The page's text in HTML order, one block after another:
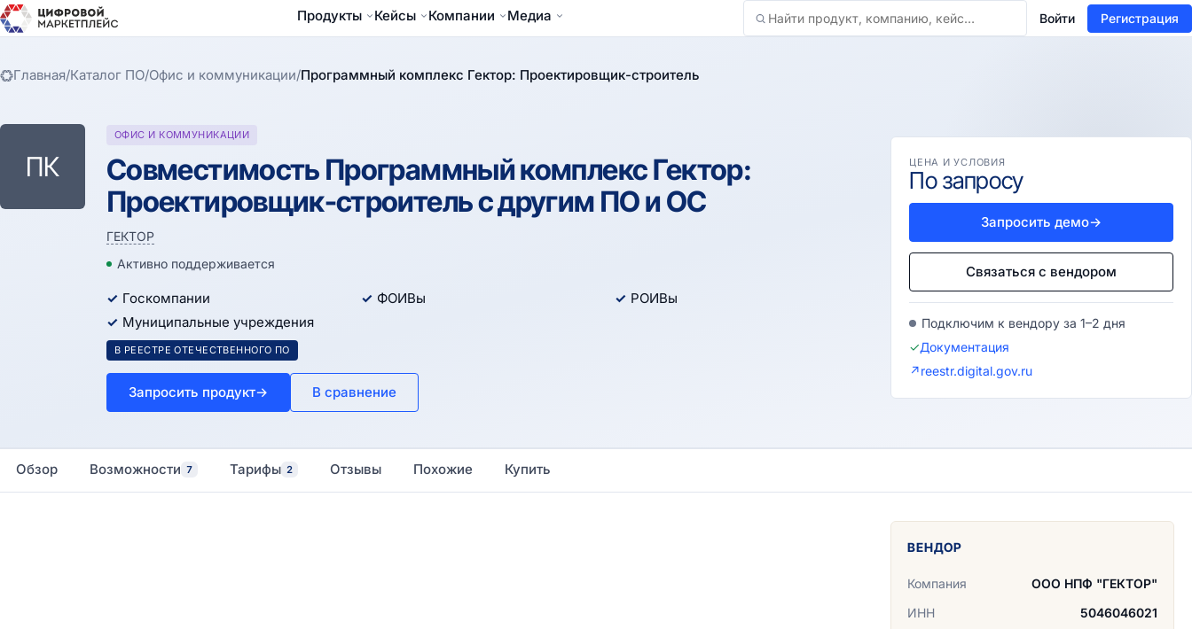
Продукты Кейсы Компании Медиа
Найти Войти Регистрация
Главная/Каталог ПО/Офис и коммуникации/Программный комплекс Гектор: Проектировщик-строитель
ПК
ОФИС И КОММУНИКАЦИИ
Совместимость Программный комплекс Гектор:
Проектировщик-строитель с другим ПО и ОС
ГЕКТОР
Активно поддерживается
Госкомпании ФОИВы
РОИВы
Муниципальные учреждения
В РЕЕСТРЕ ОТЕЧЕСТВЕННОГО ПО
Запросить продукт→ В сравнение
ЦЕНА И УСЛОВИЯ
По запросу
Запросить демо→
Связаться с вендором
Подключим к вендору за 1–2 дня
✓Документация
↗reestr.digital.gov.ru
Обзор Возможности 7 Тарифы 2 Отзывы Похожие Купить
ВЕНДОР
Компания
ООО НПФ "ГЕКТОР"
ИНН
5046046021